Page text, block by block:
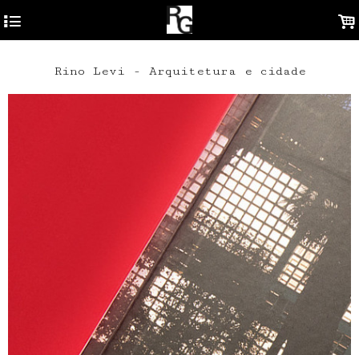
4 .
Rino Levi - Arquitetura e cidade